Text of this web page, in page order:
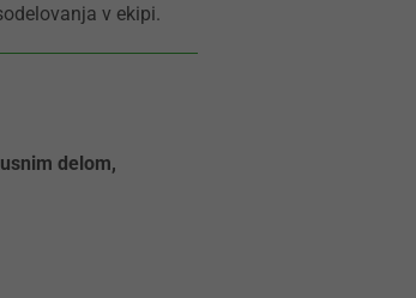
v ekipi.
delom,